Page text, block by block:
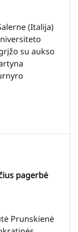
(Italija)
su aukso
pagerbė
Prunskienė